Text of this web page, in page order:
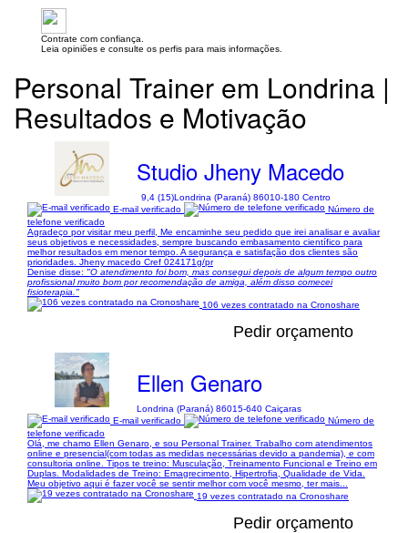
Contrate com confiança.
Leia opiniões e consulte os perfis para mais informações.
Personal Trainer em Londrina |
Resultados e Motivação
Studio Jheny Macedo
9,4 (15)Londrina (Paraná) 86010-180 Centro
E-mail verificado
Número de
telefone verificado
Agradeço por visitar meu perfil, Me encaminhe seu pedido que irei analisar e avaliar
seus objetivos e necessidades, sempre buscando embasamento científico para
melhor resultados em menor tempo. A segurança e satisfação dos clientes são
prioridades. Jheny macedo Cref 024171g/pr
Denise disse: "O atendimento foi bom, mas consegui depois de algum tempo outro
profissional muito bom por recomendação de amiga, além disso comecei
fisioterapia."
106 vezes contratado na Cronoshare
Pedir orçamento
Ellen Genaro
Londrina (Paraná) 86015-640 Caiçaras
E-mail verificado
Número de
telefone verificado
Olá, me chamo Ellen Genaro, e sou Personal Trainer. Trabalho com atendimentos
online e presencial(com todas as medidas necessárias devido a pandemia), e com
consultoria online. Tipos te treino: Musculação, Treinamento Funcional e Treino em
Duplas. Modalidades de Treino: Emagrecimento, Hipertrofia, Qualidade de Vida.
Meu objetivo aqui é fazer você se sentir melhor com você mesmo, ter mais...
19 vezes contratado na Cronoshare
Pedir orçamento